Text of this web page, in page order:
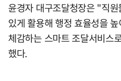
윤경자 대구조달청장은 "직
있게 활용해 행정 효율성을
체감하는 스마트 조달서비스
했다.